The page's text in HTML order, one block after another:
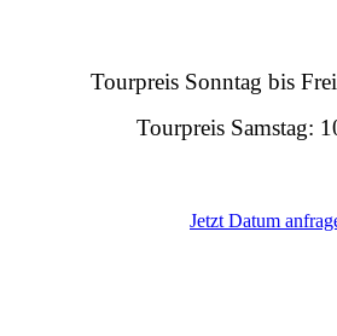
Tourpreis Sonntag bis
Tourpreis Samstag:
Jetzt Datum